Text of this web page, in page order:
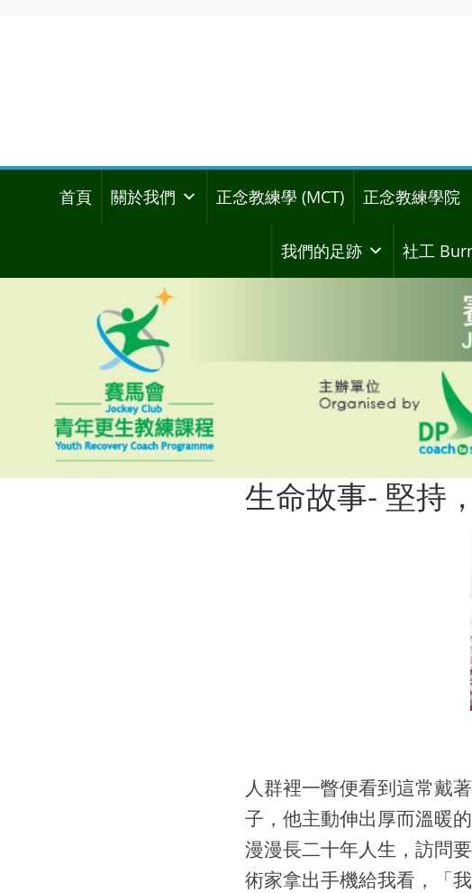
首頁 關於我們 正念教練學 (MCT) 正念教練學院
我們的足跡 社工
生命故事- 堅持
人群裡一瞥便看到這常戴
子，他主動伸出厚而溫暖
漫漫長二十年人生，訪問
術家拿出手機給我看，「